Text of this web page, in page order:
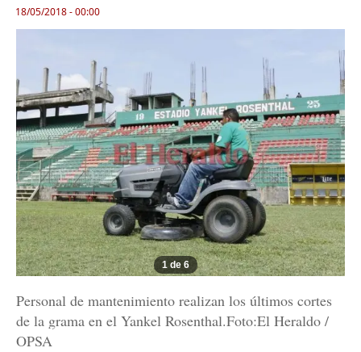
18/05/2018 - 00:00
1 de 6
Personal de mantenimiento realizan los últimos cortes
de la grama en el Yankel Rosenthal.Foto:El Heraldo /
OPSA